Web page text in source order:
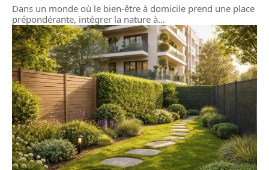
Dans un monde où le bien-être à domicile prend une place
prépondérante, intégrer la nature à…